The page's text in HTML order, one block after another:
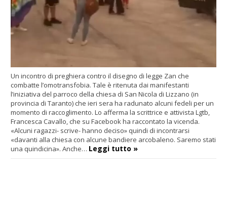
Un incontro di preghiera contro il disegno di legge Zan che
combatte l’omotransfobia. Tale è ritenuta dai manifestanti
l’iniziativa del parroco della chiesa di San Nicola di Lizzano (in
provincia di Taranto) che ieri sera ha radunato alcuni fedeli per un
momento di raccoglimento. Lo afferma la scrittrice e attivista Lgtb,
Francesca Cavallo, che su Facebook ha raccontato la vicenda.
«Alcuni ragazzi- scrive- hanno deciso» quindi di incontrarsi
«davanti alla chiesa con alcune bandiere arcobaleno. Saremo stati
una quindicina». Anche… Leggi tutto »